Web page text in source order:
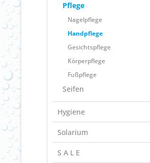
Pflege
Nagelpflege
Handpflege
Gesichtspflege
Körperpflege
Fußpflege
Seifen
Hygiene
Solarium
S A L E